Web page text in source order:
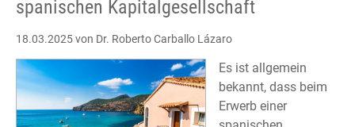
spanischen Kapitalgesellschaft
18.03.2025von Dr. Roberto Carballo Lázaro
Es ist allgemein
bekannt, dass beim
Erwerb einer